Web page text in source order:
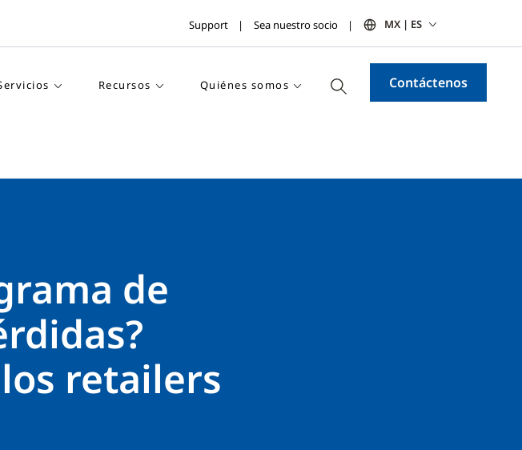
Support Sea nuestro socio MX | ES
Recursos Quiénes somos Contáctenos
de
retailers